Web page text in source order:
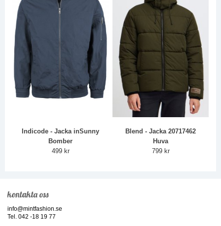
Indicode - Jacka inSunny
Bomber
499 kr
Blend - Jacka 20717462
Huva
799 kr
kontakta oss
info@mintfashion.se
Tel. 042 -18 19 77